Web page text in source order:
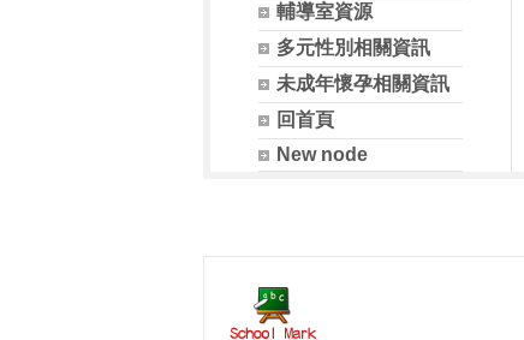
輔導室資源
多元性別相關資訊
未成年懷孕相關資訊
回首頁
New node